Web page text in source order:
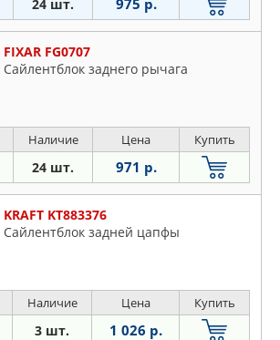
24 шт.
FIXAR FG0707
Сайлентблок заднего рычага
Наличие Цена Купить
24 шт. 971 р.
KRAFT KT883376
Сайлентблок задней цапфы
Наличие Цена Купить
3 шт. 1 026 р.